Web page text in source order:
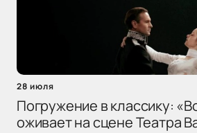
28 июля
Погружение в классику:
оживает на сцене Театра